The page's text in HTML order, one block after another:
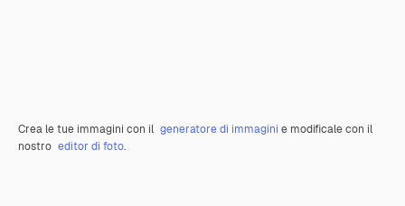
Crea le tue immagini con il generatore di immagini e modificale con il
nostro editor di foto.